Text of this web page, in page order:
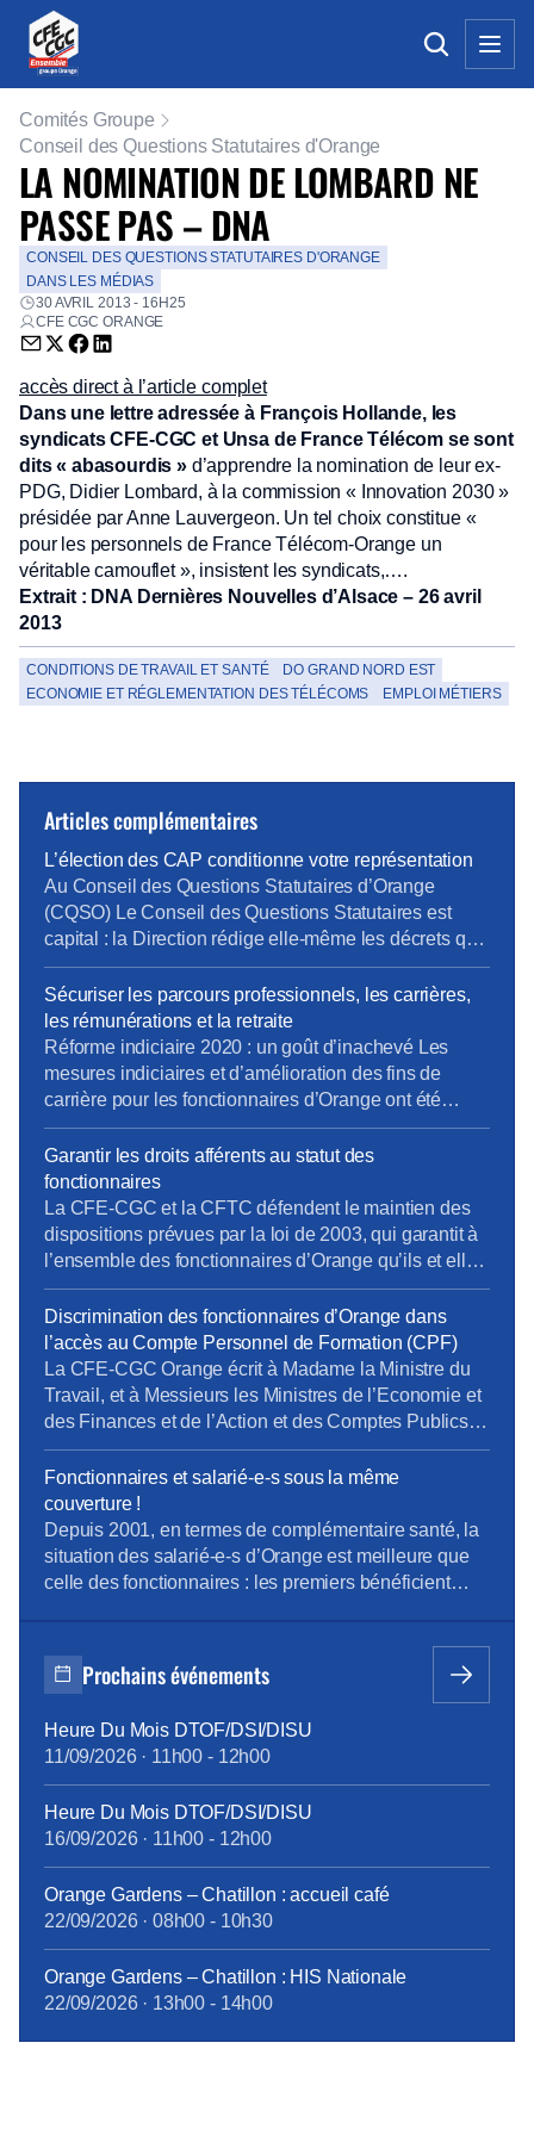
Comités Groupe
Conseil des Questions Statutaires d'Orange
LA NOMINATION DE LOMBARD NE
PASSE PAS – DNA
CONSEIL DES QUESTIONS STATUTAIRES D'ORANGE
DANS LES MÉDIAS
30 AVRIL 2013 - 16H25
CFE CGC ORANGE
Envoyer par email (nouvelle fenêtre)
Partager sur Twitter (nouvelle fenêtre)
Partager sur Facebook (nouvelle fenêtre)
Partager sur LinkedIn (nouvelle fenêtre)
accès direct à l’article complet
Dans une lettre adressée à François Hollande, les
syndicats CFE-CGC et Unsa de France Télécom se sont
dits « abasourdis »d’apprendre la nomination de leur ex-
PDG, Didier Lombard, à la commission « Innovation 2030 »
présidée par Anne Lauvergeon. Un tel choix constitue «
pour les personnels de France Télécom-Orange un
véritable camouflet », insistent les syndicats,….
Extrait : DNA Dernières Nouvelles d’Alsace – 26 avril
2013
CONDITIONS DE TRAVAIL ET SANTÉ
DO GRAND NORD EST
ECONOMIE ET RÉGLEMENTATION DES TÉLÉCOMS
EMPLOI MÉTIERS
Articles complémentaires
L’élection des CAP conditionne votre représentation
Au Conseil des Questions Statutaires d’Orange
(CQSO) Le Conseil des Questions Statutaires est
capital : la Direction rédige elle-même les décrets qui
s’appliquent aux fonctionnaires de l’entreprise, avant
validation par le Ministère. La CFE-CGC et la CFTC
dénoncent ce fonctionnement, qui constitue une
atteinte à un principe fondamental du droit : nul ne
devrait être à la […]
Sécuriser les parcours professionnels, les carrières,
les rémunérations et la retraite
Réforme indiciaire 2020 : un goût d’inachevé Les
mesures indiciaires et d’amélioration des fins de
carrière pour les fonctionnaires d’Orange ont été
mises en place en décembre 2020, un an après la
Fonction Publique d’État… et en laissant de côté les
statuts de fonction (IV.3 et au-delà). La CFE-CGC
Orange et la CFTC continuent de se […]
Garantir les droits afférents au statut des
fonctionnaires
La CFE-CGC et la CFTC défendent le maintien des
dispositions prévues par la loi de 2003, qui garantit à
l’ensemble des fonctionnaires d’Orange qu’ils et elles
garderont leur statut jusqu’à la fin de leur activité.
Discrimination des fonctionnaires d’Orange dans
l’accès au Compte Personnel de Formation (CPF)
La CFE-CGC Orange écrit à Madame la Ministre du
Travail, et à Messieurs les Ministres de l’Economie et
des Finances et de l’Action et des Comptes Publics
La « loi pour la liberté de choisir son avenir
professionnel » du 05 septembre 2018, qui a pour
ambition une nouvelle société de compétences,
réforme la formation professionnelle en promettant,
[…]
Fonctionnaires et salarié-e-s sous la même
couverture !
Depuis 2001, en termes de complémentaire santé, la
situation des salarié-e-s d’Orange est meilleure que
celle des fonctionnaires : les premiers bénéficient
seconds, s’ils le souhaitent, s’assurent
individuellement et payent 100% des cotisations,
introduite en février 2015. Cette différence de
traitement touche à sa fin, grâce à la ténacité de la
CFE-CGC Orange : à compter du 1er janvier 2018,
tous les personnels bénéficieront des mêmes
garanties.
tract_complémentaire_santé_octobre2017.pdf
Prochains événements
Heure Du Mois DTOF/DSI/DISU
11/09/2026· 11h00 - 12h00
Heure Du Mois DTOF/DSI/DISU
16/09/2026· 11h00 - 12h00
Orange Gardens – Chatillon : accueil café
22/09/2026· 08h00 - 10h30
Orange Gardens – Chatillon : HIS Nationale
22/09/2026· 13h00 - 14h00